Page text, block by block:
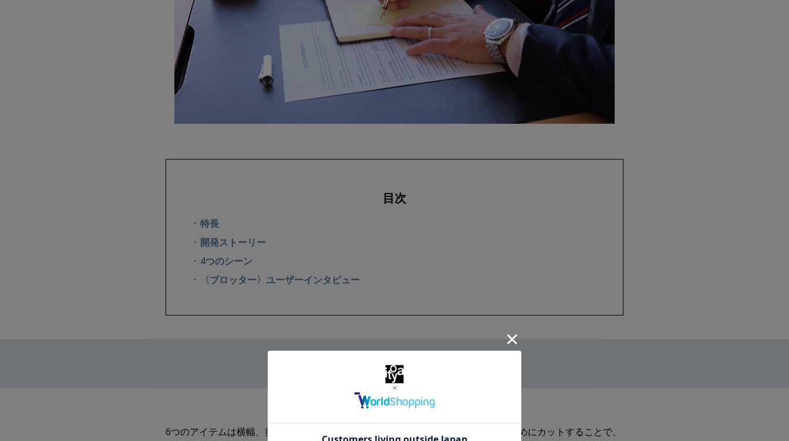
目次
特長
開発ストーリー
4つのシーン
〈ブロッター〉ユーザーインタビュー
組み合わせて美しく整う
6つのアイテムは横幅、奥行き、高さが揃うようにサイズ設計。また、木の断面を斜めにカットすることで、